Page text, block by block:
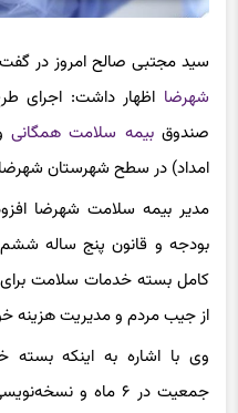
سید مجتبی صالح امروز در
شهرضا اظهار داشت: اجرای
صندوقبیمه سلامت همگانی
امداد) در سطح شهرستان
مدیر بیمه سلامت شهرضا
بودجه و قانون پنج ساله
کامل بسته خدمات سلامت
از جیب مردم و مدیریت هزینه
وی با اشاره به اینکه
جمعیت در ۶ ماه و